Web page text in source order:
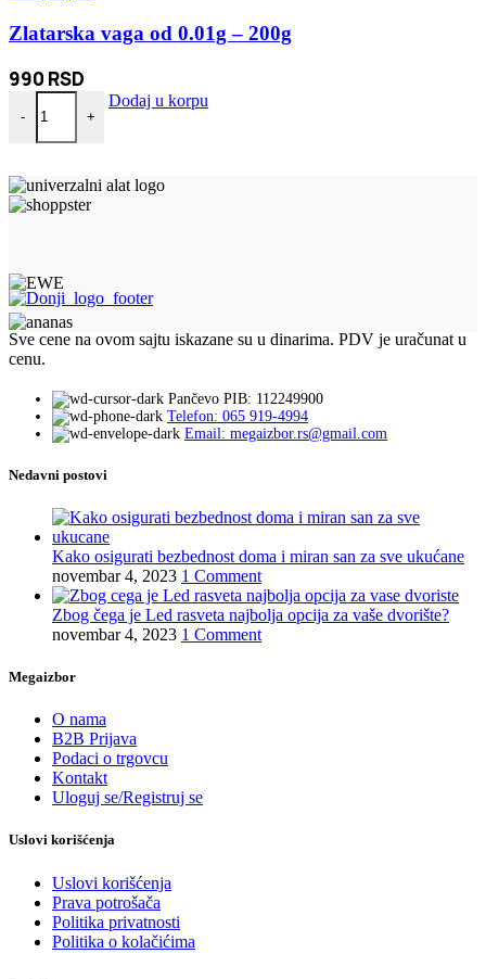
Zlatarska vaga od 0.01g – 200g
990 RSD
-
Zlatarska vaga od 0.01g - 200g količina
+
Dodaj u korpu
Sve cene na ovom sajtu iskazane su u dinarima. PDV je uračunat u
cenu.
Pančevo PIB: 112249900
Telefon: 065 919-4994
Email: megaizbor.rs@gmail.com
Nedavni postovi
Kako osigurati bezbednost doma i miran san za sve ukućane
novembar 4, 2023 1 Comment
Zbog čega je Led rasveta najbolja opcija za vaše dvorište?
novembar 4, 2023 1 Comment
Megaizbor
O nama
B2B Prijava
Podaci o trgovcu
Kontakt
Uloguj se/Registruj se
Uslovi korišćenja
Uslovi korišćenja
Prava potrošača
Politika privatnosti
Politika o kolačićima